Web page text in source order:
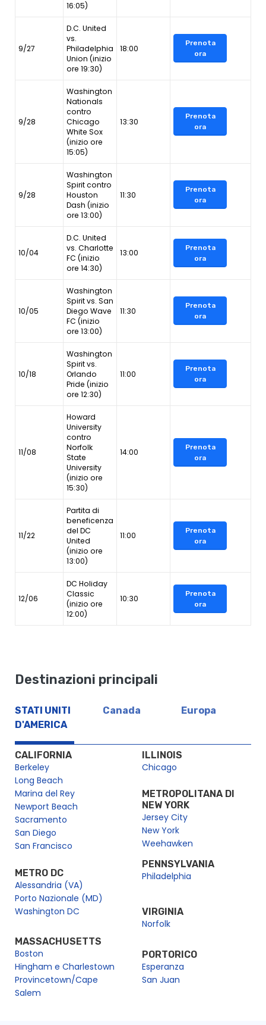
16:05)
9/27
D.C. United
vs.
Philadelphia
Union (inizio
ore 19:30)
18:00
Prenota
ora
9/28
Washington
Nationals
contro
Chicago
White Sox
(inizio ore
15:05)
13:30
Prenota
ora
9/28
Washington
Spirit contro
Houston
Dash (inizio
ore 13:00)
11:30
Prenota
ora
10/04
D.C. United
vs. Charlotte
FC (inizio
ore 14:30)
13:00
Prenota
ora
10/05
Washington
Spirit vs. San
Diego Wave
FC (inizio
ore 13:00)
11:30
Prenota
ora
10/18
Washington
Spirit vs.
Orlando
Pride (inizio
ore 12:30)
11:00
Prenota
ora
11/08
Howard
University
contro
Norfolk
State
University
(inizio ore
15:30)
14:00
Prenota
ora
11/22
Partita di
beneficenza
del DC
United
(inizio ore
13:00)
11:00
Prenota
ora
12/06
DC Holiday
Classic
(inizio ore
12:00)
10:30
Prenota
ora
Destinazioni principali
STATI UNITI
D'AMERICA
Canada Europa
CALIFORNIA
Berkeley
Long Beach
Marina del Rey
Newport Beach
Sacramento
San Diego
San Francisco
METRO DC
Alessandria (VA)
Porto Nazionale (MD)
Washington DC
MASSACHUSETTS
Boston
Hingham e Charlestown
Provincetown/Cape
Salem
ILLINOIS
Chicago
METROPOLITANA DI
NEW YORK
Jersey City
New York
Weehawken
PENNSYLVANIA
Philadelphia
VIRGINIA
Norfolk
PORTORICO
Esperanza
San Juan